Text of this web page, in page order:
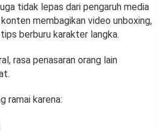
tidak lepas dari pengaruh media
membagikan video unboxing,
berburu karakter langka.
rasa penasaran orang lain
ramai karena: